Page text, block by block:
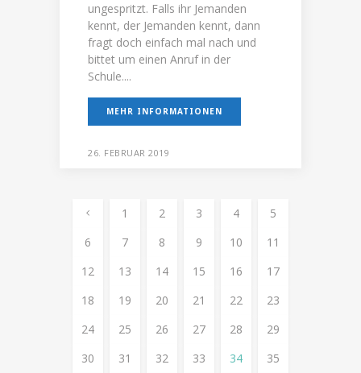
ungespritzt. Falls ihr Jemanden
kennt, der Jemanden kennt, dann
fragt doch einfach mal nach und
bittet um einen Anruf in der
Schule....
MEHR INFORMATIONEN
26. FEBRUAR 2019
1 2 3 4
5
6
7 8 9 10
11
12
13 14 15 16
17
18
19 20 21 22
23
24
25 26 27 28
29
30
31 32 33 34
35